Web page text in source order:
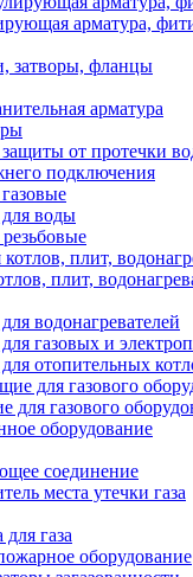
арматура,
затворы, фланцы
арматура
от протечки
подключения
воды
плит,
водонагревателей
газовых и
отопительных
для газового
оборудование
соединение
места утечки газа
газа
оборудование